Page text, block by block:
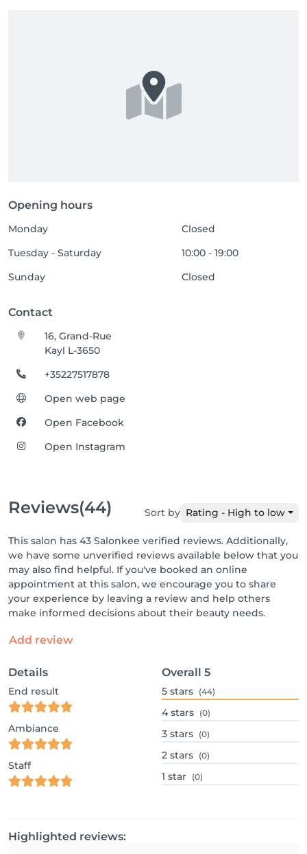
Opening hours
Monday
Closed
Tuesday - Saturday
10:00 - 19:00
Sunday
Closed
Contact
16, Grand-Rue
Kayl L-3650
+35227517878
Open web page
Open Facebook
Open Instagram
Reviews(44) Sort by Rating - High to low
This salon has 43 Salonkee verified reviews. Additionally,
we have some unverified reviews available below that you
may also find helpful. If you've booked an online
appointment at this salon, we encourage you to share
your experience by leaving a review and help others
make informed decisions about their beauty needs.
Add review
Details
End result
Ambiance
Staff
Overall 5
5 stars (44)
4 stars (0)
3 stars (0)
2 stars (0)
1 star (0)
Highlighted reviews: